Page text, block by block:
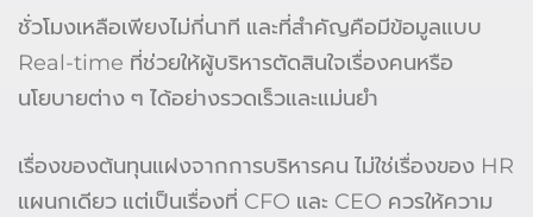
ชั่วโมงเหลือเพียงไม่กี่นาที และที่สำคัญคือมีข้อมูลแบบ
Real-time ที่ช่วยให้ผู้บริหารตัดสินใจเรื่องคนหรือ
นโยบายต่าง ๆ ได้อย่างรวดเร็วและแม่นยำ
เรื่องของต้นทุนแฝงจากการบริหารคน ไม่ใช่เรื่องของ HR
แผนกเดียว แต่เป็นเรื่องที่ CFO และ CEO ควรให้ความ